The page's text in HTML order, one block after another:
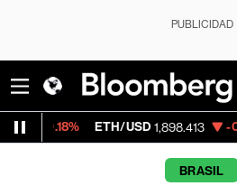
PUBLICIDAD
ETH/USD 1,898.413 -0.39% Visa
BRASIL